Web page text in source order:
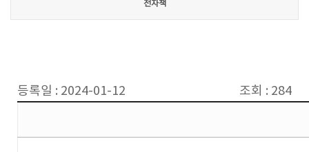
전자책
등록일 : 2024-01-12 조회 : 284